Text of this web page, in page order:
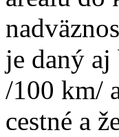
je daný
/100 km/
cestné a